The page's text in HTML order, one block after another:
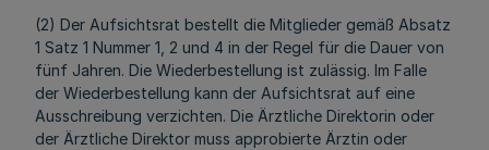
(2) Der Aufsichtsrat bestellt die Mitglieder gemäß Absatz
1 Satz 1 Nummer 1, 2 und 4 in der Regel für die Dauer von
fünf Jahren. Die Wiederbestellung ist zulässig. Im Falle
der Wiederbestellung kann der Aufsichtsrat auf eine
Ausschreibung verzichten. Die Ärztliche Direktorin oder
der Ärztliche Direktor muss approbierte Ärztin oder